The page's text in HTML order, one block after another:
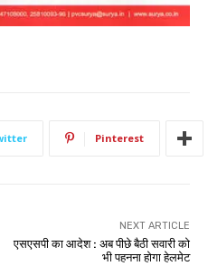
Pinterest
NEXT ARTICLE
एसएसपी का आदेश : अब पीछे बैठी सवारी को
भी पहनना होगा हेलमेट